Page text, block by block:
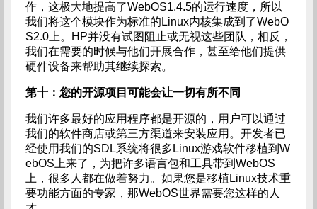
作，这极大地提高了WebOS1.4.5的运行速度，所以
我们将这个模块作为标准的Linux内核集成到了WebO
S2.0上。HP并没有试图阻止或无视这些团队，相反，
我们在需要的时候与他们开展合作，甚至给他们提供
硬件设备来帮助其继续探索。
第十：您的开源项目可能会让一切有所不同
我们许多最好的应用程序都是开源的，用户可以通过
我们的软件商店或第三方渠道来安装应用。开发者已
经使用我们的SDL系统将很多Linux游戏软件移植到W
ebOS上来了，为把许多语言包和工具带到WebOS
上，很多人都在做着努力。如果您是移植Linux技术重
要功能方面的专家，那WebOS世界需要您这样的人